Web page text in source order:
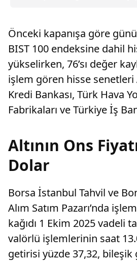
Önceki kapanışa göre
BIST 100 endeksine dahil
yükselirken, 76’sı değer
işlem gören hisse senetleri
Kredi Bankası, Türk Hava
Fabrikaları ve Türkiye İş
Altının Ons
Dolar
Borsa İstanbul Tahvil ve
Alım Satım Pazarı’nda
kağıdı 1 Ekim 2025 vadeli
valörlü işlemlerinin saat
getirisi yüzde 37,32, bileşik